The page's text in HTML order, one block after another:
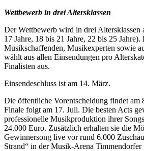
Wettbewerb in drei Altersklassen
Der Wettbewerb wird in drei Altersklassen
17 Jahre, 18 bis 21 Jahre, 22 bis 25 Jahre).
Musikschaffenden, Musikexperten sowie
wählt aus allen Einsendungen pro
Finalisten aus.
Einsendeschluss ist am 14. März.
Die öffentliche Vorentscheidung findet am
Finale folgt am 17. Juli. Die besten Acts
professionelle Musikproduktion ihrer
24.000 Euro. Zusätzlich erhalten sie die
Gewinnersong live vor rund 6.000
Strand“ in der Musik-Arena Timmendorfer